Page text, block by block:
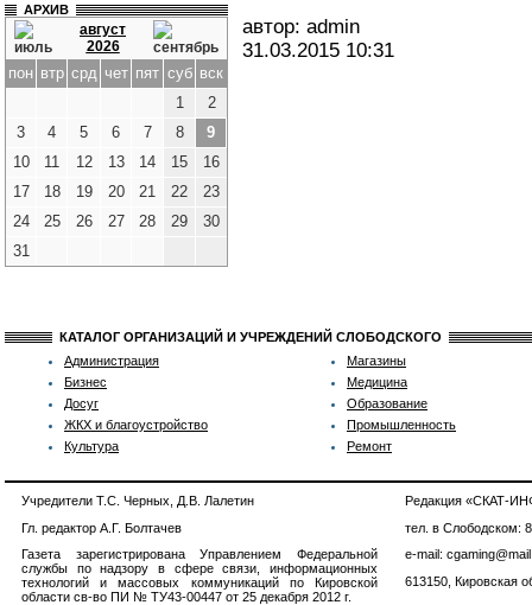
АРХИВ
август
2026
пон втр срд чет пят суб вск
1
2
3
4 5 6 7 8
9
10
11 12 13 14 15
16
17
18 19 20 21 22
23
24
25 26 27 28 29
30
31
автор: admin
31.03.2015 10:31
КАТАЛОГ ОРГАНИЗАЦИЙ И УЧРЕЖДЕНИЙ СЛОБОДСКОГО
Администрация
Бизнес
Досуг
ЖКХ и благоустройство
Культура
Магазины
Медицина
Образование
Промышленность
Ремонт
Учредители Т.С. Черных, Д.В. Лалетин
Гл. редактор А.Г. Болтачев
Газета зарегистрирована Управлением Федеральной
службы по надзору в сфере связи, информационных
технологий и массовых коммуникаций по Кировской
области св-во ПИ № ТУ43-00447 от 25 декабря 2012 г.
Редакция «СКАТ-
тел. в Слободском:
e-mail:
613150, Кировская